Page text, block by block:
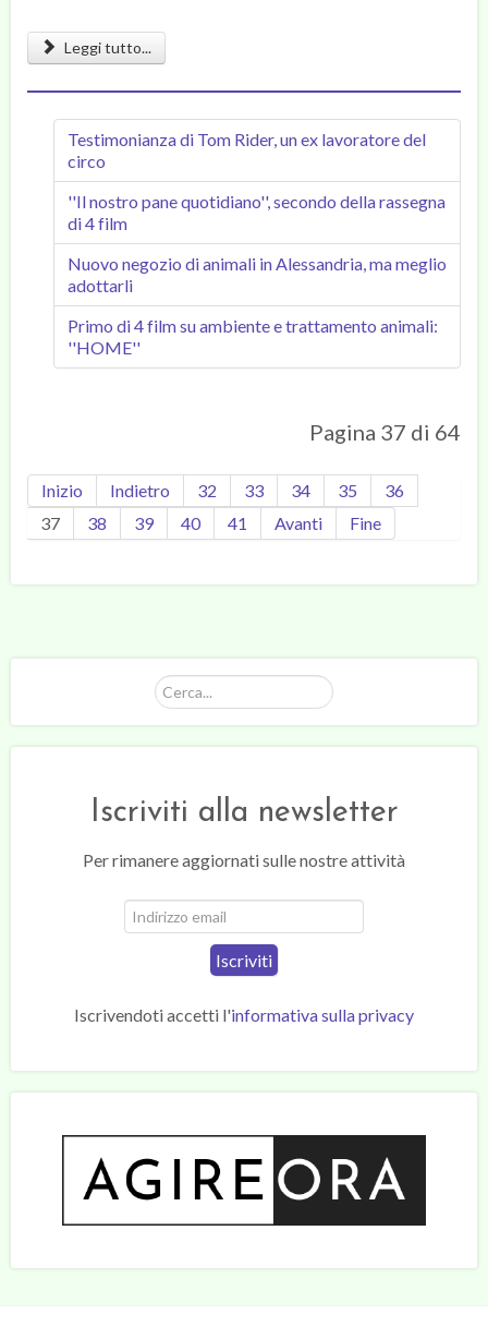
Leggi tutto...
Testimonianza di Tom Rider, un ex lavoratore del
circo
''Il nostro pane quotidiano'', secondo della rassegna
di 4 film
Nuovo negozio di animali in Alessandria, ma meglio
adottarli
Primo di 4 film su ambiente e trattamento animali:
''HOME''
Pagina 37 di 64
Inizio Indietro 32 33 34 35
36
37
38 39 40 41 Avanti Fine
Cerca...
Iscriviti alla newsletter
Per rimanere aggiornati sulle nostre attività
Iscrivendoti accetti l'informativa sulla privacy